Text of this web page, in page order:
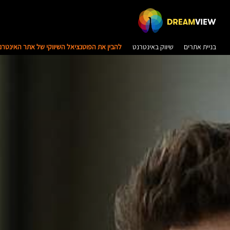
בניית אתרים שיווק באינטרנט להבין את הפוטנציאל השיווקי של אתר